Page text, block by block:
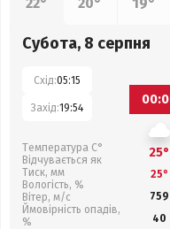
Субота, 8 серпня
Схід:05:15
Захід:19:54
Температура С°
Відчувається як
Тиск, мм
Вологість, %
Вітер, м/с
Ймовірність опадів,
%
25°
25°
759
40